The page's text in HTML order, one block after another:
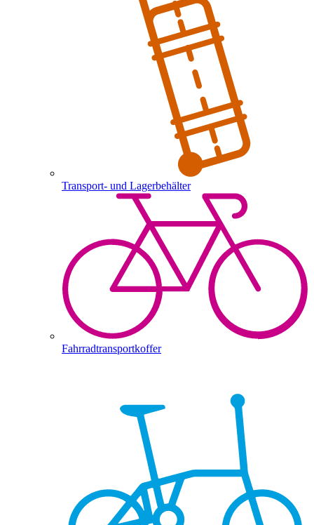
Transport- und Lagerbehälter
Fahrradtransportkoffer